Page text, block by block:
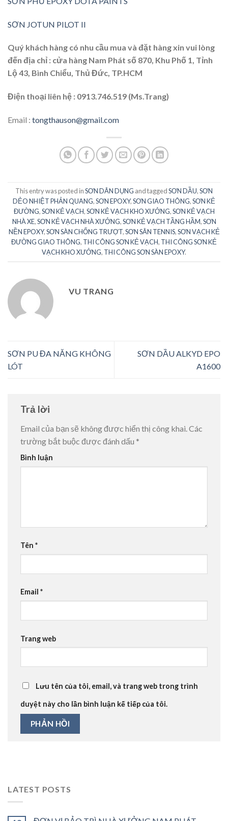
SƠN JOTUN PILOT II
Quý khách hàng có nhu cầu mua và đặt hàng xin vui lòng
đến địa chỉ : cửa hàng Nam Phát số 870, Khu Phố 1, Tỉnh
Lộ 43, Bình Chiểu, Thủ Đức, TP.HCM
Điện thoại liên hệ : 0913.746.519 (Ms.Trang)
Email : tongthauson@gmail.com
This entry was posted inSƠN DÂN DỤNG and taggedSƠN DẦU,SƠN
DẺO NHIỆT PHẢN QUANG,SƠN EPOXY,SƠN GIAO THÔNG,SƠN KẺ
ĐƯỜNG,SƠN KẺ VẠCH,SƠN KẺ VẠCH KHO XƯỞNG,SƠN KẺ VẠCH
NHÀ XE,SƠN KẺ VẠCH NHÀ XƯỞNG,SƠN KẺ VẠCH TẦNG HẦM,SƠN
NỀN EPOXY,SƠN SÀN CHỐNG TRƯỢT,SƠN SÂN TENNIS,SƠN VẠCH KẺ
ĐƯỜNG GIAO THÔNG, THI CÔNG SƠN KẺ VẠCH, THI CÔNG SƠN KẺ
VẠCH KHO XƯỞNG, THI CÔNG SƠN SÀN EPOXY.
VU TRANG
SƠN PU ĐA NĂNG KHÔNG
LÓT
SƠN DẦU ALKYD EPO
A1600
Trả lời
Email của bạn sẽ không được hiển thị công khai.Các
trường bắt buộc được đánh dấu *
Bình luận
Tên *
Email *
Trang web
Lưu tên của tôi, email, và trang web trong trình
duyệt này cho lần bình luận kế tiếp của tôi.
LATEST POSTS